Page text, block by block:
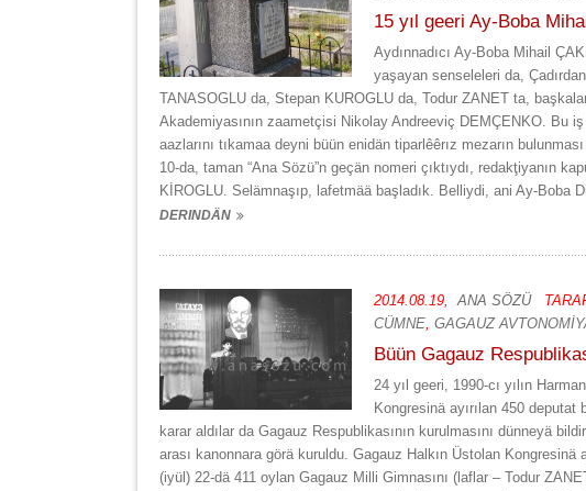
15 yıl geeri Ay-Boba
Aydınnadıcı Ay-Boba Mihail
yaşayan senseleleri da,
TANASOGLU da, Stepan KUROGLU da, Todur ZANET ta,
Akademiyasının zaametçisi Nikolay Andreeviç DEMÇENKO. Bu
aazlarını tıkamaa deyni büün enidän tiparlêêrız mezarın
10-da, taman “Ana Sözü”n geçän nomeri çıktıydı, redakţiyanın
KİROGLU. Selämnaşıp, lafetmää başladık. Belliydi, ani Ay-Boba
DERINDÄN
2014.08.19, ANA SÖZÜ
CÜMNE, GAGAUZ
Büün Gagauz
24 yıl geeri, 1990-cı yılın
Kongresinä ayırılan 450 deputat
karar aldılar da Gagauz Respublikasının kurulmasını dünneyä
arası kanonnara görä kuruldu. Gagauz Halkın Üstolan Kongresinä
(iyül) 22-dä 411 oylan Gagauz Milli Gimnasını (laflar – Todur